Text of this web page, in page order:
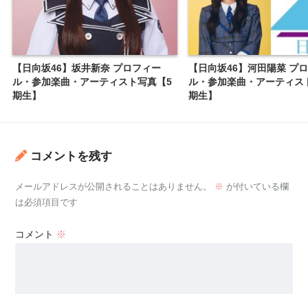
【日向坂46】坂井新奈 プロフィー
ル・参加楽曲・アーティスト写真【5
期生】
【日向坂46】河田陽菜 プ
ル・参加楽曲・アーティス
期生】
コメントを残す
メールアドレスが公開されることはありません。 ※ が付いている欄
は必須項目です
コメント ※